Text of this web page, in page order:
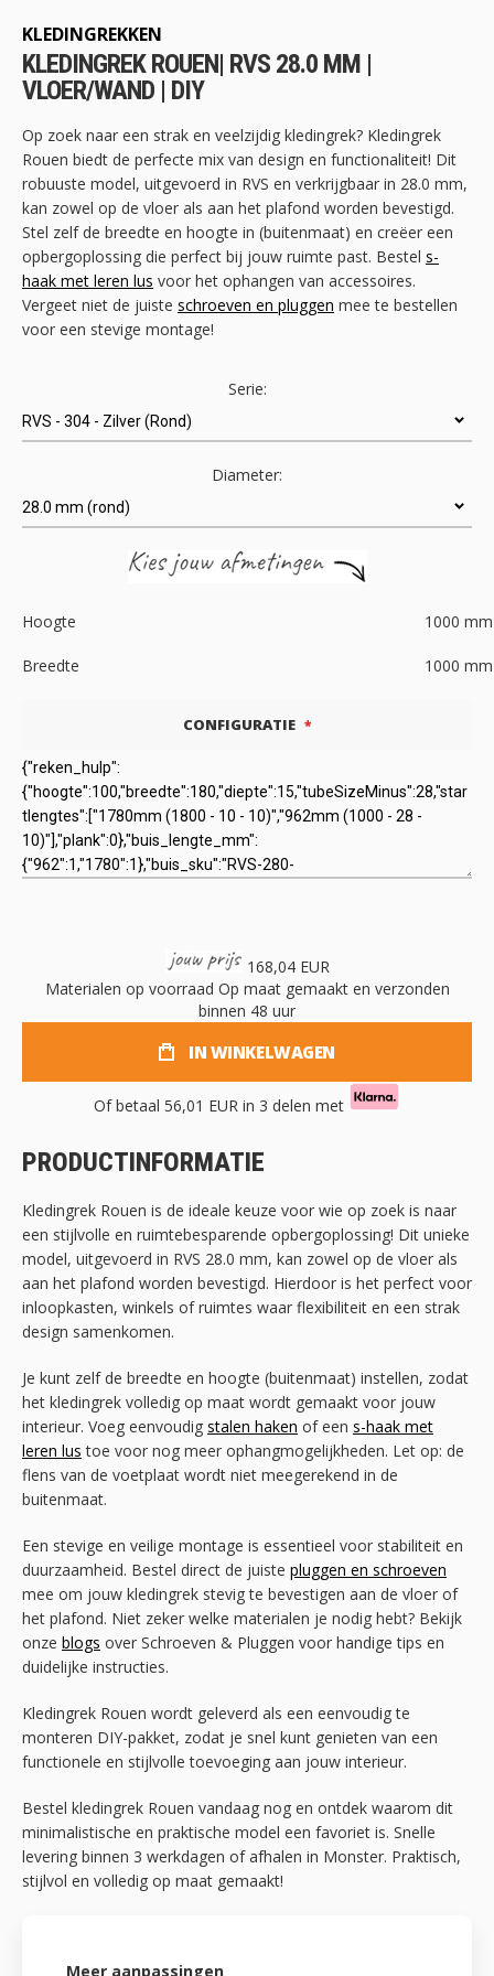
begin
van
de
afbeeldingen-
KLEDINGREKKEN
KLEDINGREK ROUEN| RVS 28.0 MM |
VLOER/WAND | DIY
Op zoek naar een strak en veelzijdig kledingrek? Kledingrek
Rouen biedt de perfecte mix van design en functionaliteit! Dit
robuuste model, uitgevoerd in RVS en verkrijgbaar in 28.0 mm,
kan zowel op de vloer als aan het plafond worden bevestigd.
Stel zelf de breedte en hoogte in (buitenmaat) en creëer een
opbergoplossing die perfect bij jouw ruimte past. Bestel s-
haak met leren lus voor het ophangen van accessoires.
Vergeet niet de juiste schroeven en pluggen mee te bestellen
voor een stevige montage!
Serie:
Diameter:
Hoogte 1000 mm
Breedte 1000 mm
CONFIGURATIE
168,04 EUR
Materialen op voorraad Op maat gemaakt en verzonden
binnen 48 uur
IN WINKELWAGEN
Of betaal 56,01 EUR in 3 delen met
PRODUCTINFORMATIE
Kledingrek Rouen is de ideale keuze voor wie op zoek is naar
een stijlvolle en ruimtebesparende opbergoplossing! Dit unieke
model, uitgevoerd in RVS 28.0 mm, kan zowel op de vloer als
aan het plafond worden bevestigd. Hierdoor is het perfect voor
inloopkasten, winkels of ruimtes waar flexibiliteit en een strak
design samenkomen.
Je kunt zelf de breedte en hoogte (buitenmaat) instellen, zodat
het kledingrek volledig op maat wordt gemaakt voor jouw
interieur. Voeg eenvoudig stalen haken of een s-haak met
leren lus toe voor nog meer ophangmogelijkheden. Let op: de
flens van de voetplaat wordt niet meegerekend in de
buitenmaat.
Een stevige en veilige montage is essentieel voor stabiliteit en
duurzaamheid. Bestel direct de juiste pluggen en schroeven
mee om jouw kledingrek stevig te bevestigen aan de vloer of
het plafond. Niet zeker welke materialen je nodig hebt? Bekijk
onze blogs over Schroeven & Pluggen voor handige tips en
duidelijke instructies.
Kledingrek Rouen wordt geleverd als een eenvoudig te
monteren DIY-pakket, zodat je snel kunt genieten van een
functionele en stijlvolle toevoeging aan jouw interieur.
Bestel kledingrek Rouen vandaag nog en ontdek waarom dit
minimalistische en praktische model een favoriet is. Snelle
levering binnen 3 werkdagen of afhalen in Monster. Praktisch,
stijlvol en volledig op maat gemaakt!
Meer aanpassingen